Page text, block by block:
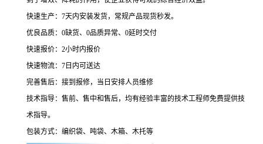
快速生产：7天内安装发货，常规产品现货秒发。
优良品质：0缺货、0品质异常、0延时交付
快速报价：2小时内报价
快速物流：7日内可送达
完善售后：接到报修，当日安排人员维修
技术指导：售前、售中和售后，均有经验丰富的技术工程师免费提供技
术指导。
包装方式：编织袋、吨袋、木箱、木托等